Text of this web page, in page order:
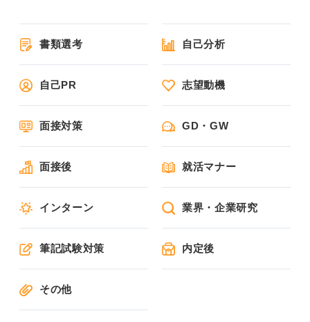
書類選考 自己分析
自己PR 志望動機
面接対策 GD・GW
面接後 就活マナー
インターン 業界・企業研究
筆記試験対策 内定後
その他